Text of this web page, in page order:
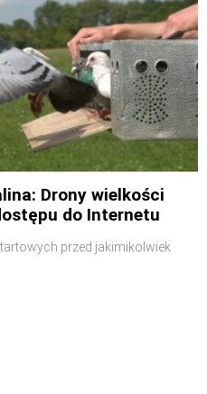
Drony wielkości
do Internetu
przed jakimikolwiek